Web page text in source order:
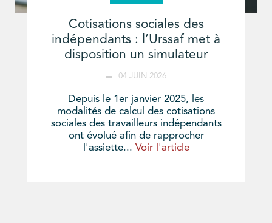
Cotisations sociales des
indépendants : l’Urssaf met à
disposition un simulateur
04 JUIN 2026
Depuis le 1er janvier 2025, les
modalités de calcul des cotisations
sociales des travailleurs indépendants
ont évolué afin de rapprocher
l'assiette... Voir l'article